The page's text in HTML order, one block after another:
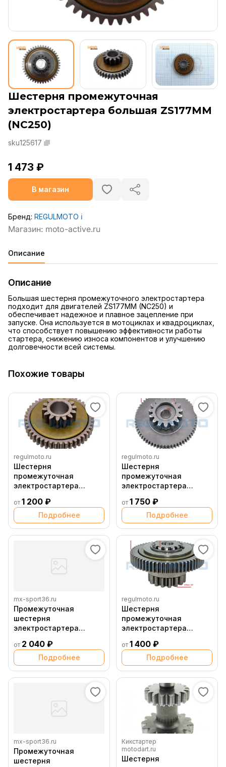
Шестерня промежуточная
электростартера большая ZS177MM
(NC250)
sku125617
1 473 ₽
В магазин
Бренд: REGULMOTO ℹ️
Описание
Описание
Большая шестерня промежуточного электростартера
подходит для двигателей ZS177MM (NC250) и
обеспечивает надежное и плавное зацепление при
запуске. Она используется в мотоциклах и квадроциклах,
что способствует повышению эффективности работы
стартера, снижению износа компонентов и улучшению
долговечности всей системы.
Похожие товары
regulmoto.ru
Шестерня
промежуточная
электростартера
(NC250), без пальца
от 1 200 ₽
Подробнее
regulmoto.ru
Шестерня
промежуточная
электростартера
Monster
от 1 750 ₽
Подробнее
mx-sport36.ru
Промежуточная
шестерня
электростартера
45 зубьев
от 2 040 ₽
Подробнее
regulmoto.ru
Шестерня
промежуточная
электростартера
без пальца
от 1 400 ₽
Подробнее
mx-sport36.ru
Промежуточная
шестерня
Кикстартер
motodart.ru
Шестерня